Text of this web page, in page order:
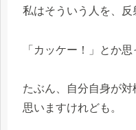
私はそういう人を、反
「カッケー！」とか思
たぶん、自分自身が
思いますけれども。